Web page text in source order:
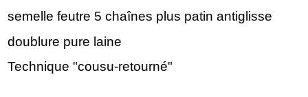
semelle feutre 5 chaînes plus patin antiglisse
doublure pure laine
Technique "cousu-retourné"